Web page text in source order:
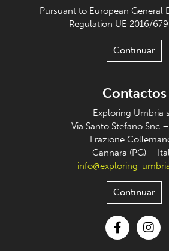
Pursuant to European General
Regulation UE 2016/679
Continuar
Contactos
Exploring Umbria
Via Santo Stefano Snc
Frazione
Cannara (PG) –
info@exploring-
Continuar